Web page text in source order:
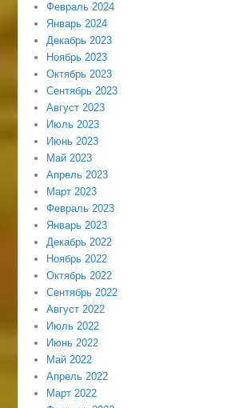
Февраль 2024
Январь 2024
Декабрь 2023
Ноябрь 2023
Октябрь 2023
Сентябрь 2023
Август 2023
Июль 2023
Июнь 2023
Май 2023
Апрель 2023
Март 2023
Февраль 2023
Январь 2023
Декабрь 2022
Ноябрь 2022
Октябрь 2022
Сентябрь 2022
Август 2022
Июль 2022
Июнь 2022
Май 2022
Апрель 2022
Март 2022